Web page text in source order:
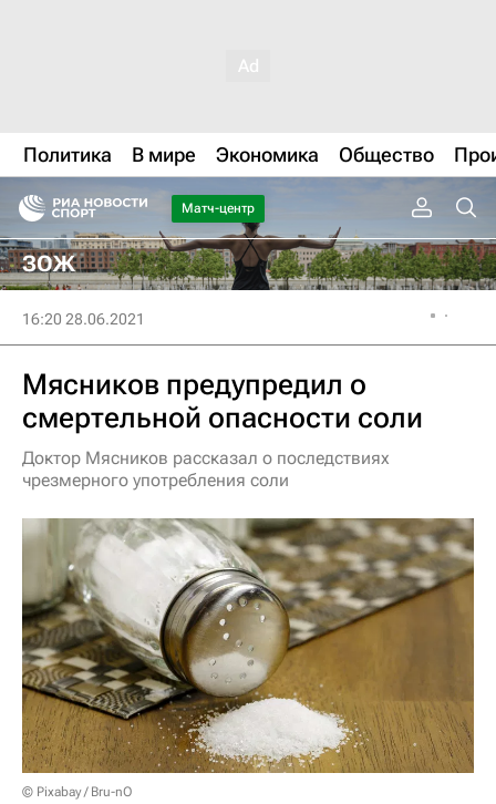
Политика В мире Экономика Общество
Матч-центр
ЗОЖ
16:20 28.06.2021
Мясников предупредил о
смертельной опасности соли
Доктор Мясников рассказал о последствиях
чрезмерного употребления соли
© Pixabay / Bru-nO